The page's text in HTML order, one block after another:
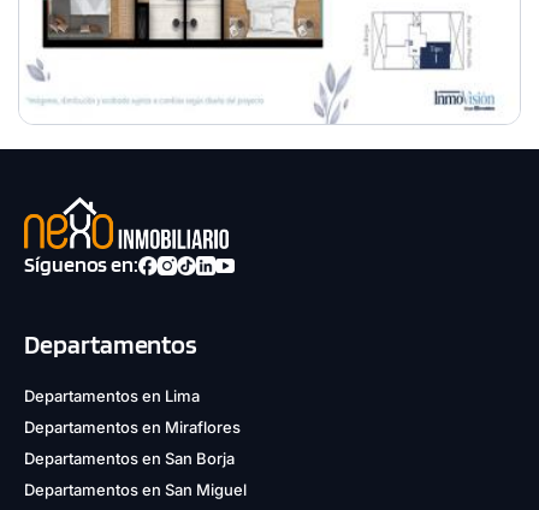
Síguenos en:
Departamentos
Departamentos en Lima
Departamentos en Miraflores
Departamentos en San Borja
Departamentos en San Miguel